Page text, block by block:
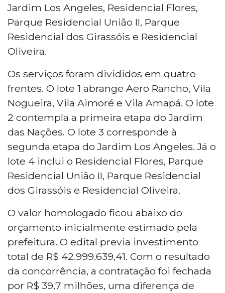
Jardim Los Angeles, Residencial Flores,
Parque Residencial União II, Parque
Residencial dos Girassóis e Residencial
Oliveira.
Os serviços foram divididos em quatro
frentes. O lote 1 abrange Aero Rancho, Vila
Nogueira, Vila Aimoré e Vila Amapá. O lote
2 contempla a primeira etapa do Jardim
das Nações. O lote 3 corresponde à
segunda etapa do Jardim Los Angeles. Já o
lote 4 inclui o Residencial Flores, Parque
Residencial União II, Parque Residencial
dos Girassóis e Residencial Oliveira.
O valor homologado ficou abaixo do
orçamento inicialmente estimado pela
prefeitura. O edital previa investimento
total de R$ 42.999.639,41. Com o resultado
da concorrência, a contratação foi fechada
por R$ 39,7 milhões, uma diferença de